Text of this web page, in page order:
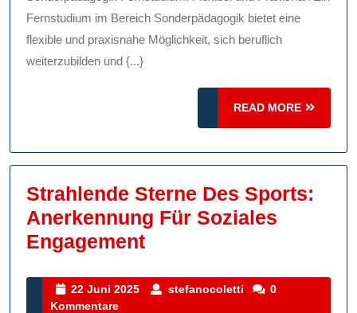
Karriereorientiert
Fernstudium im Bereich Sonderpädagogik bietet eine
flexible und praxisnahe Möglichkeit, sich beruflich
weiterzubilden und {...}
READ MORE
READ
MORE
Strahlende Sterne Des Sports:
Anerkennung Für Soziales
EngagementStrahlende
Des
22 Juni 2025
22
stefanocoletti stefanocoletti
0
Kommentare